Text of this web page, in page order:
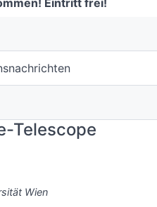
Eintritt frei!
Telescope
Wien